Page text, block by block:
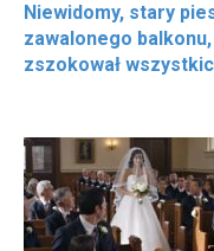
Niewidomy, stary
zawalonego
zszokował